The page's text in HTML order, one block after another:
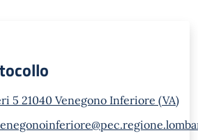
5 21040 Venegono Inferiore (VA)